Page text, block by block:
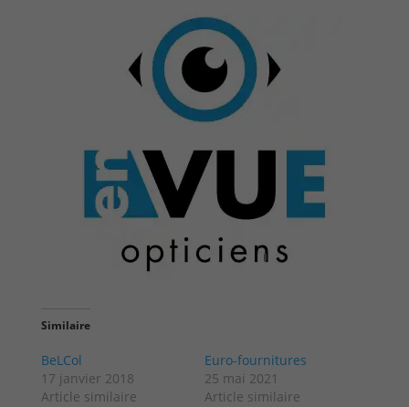
Similaire
BeLCol
17 janvier 2018
Article similaire
Euro-fournitures
25 mai 2021
Article similaire